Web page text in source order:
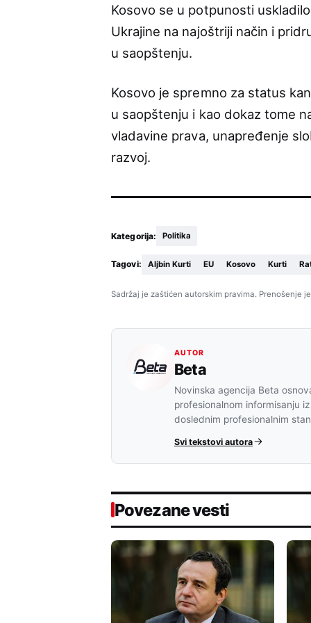
Kosovo se u potpunosti
Ukrajine na najoštriji način i
u saopštenju.
Kosovo je spremno za status
u saopštenju i kao dokaz tome
vladavine prava, unapređenje
razvoj.
Kategorija: Politika
Tagovi: Aljbin Kurti EU Kosovo Kurti
Sadržaj je zaštićen autorskim pravima. Prenošenje
AUTOR
Beta
Novinska agencija Beta
profesionalnom informisanju
doslednim profesionalnim
Svi tekstovi autora
Povezane vesti